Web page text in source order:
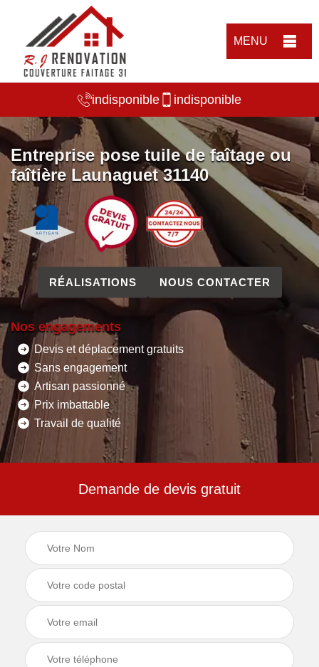
MENU
indisponible indisponible
Entreprise pose tuile de faîtage ou
faîtière Launaguet 31140
RÉALISATIONS NOUS CONTACTER
Nos engagements
Devis et déplacement gratuits
Sans engagement
Artisan passionné
Prix imbattable
Travail de qualité
Demande de devis gratuit